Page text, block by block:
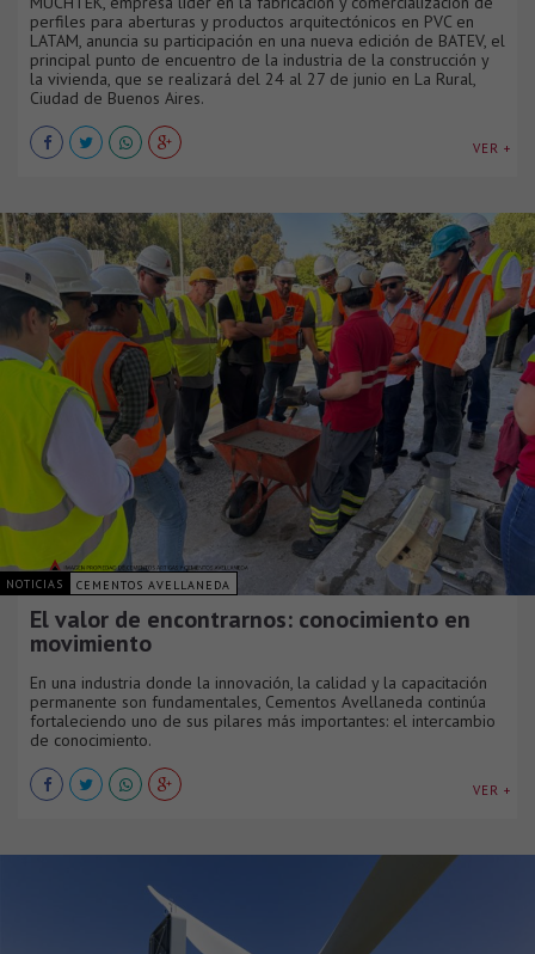
perfiles para aberturas y productos arquitectónicos en PVC en
LATAM, anuncia su participación en una nueva edición de BATEV, el
principal punto de encuentro de la industria de la construcción y
la vivienda, que se realizará del 24 al 27 de junio en La Rural,
Ciudad de Buenos Aires.
VER +
NOTICIAS CEMENTOS AVELLANEDA
El valor de encontrarnos: conocimiento en
movimiento
En una industria donde la innovación, la calidad y la capacitación
permanente son fundamentales, Cementos Avellaneda continúa
fortaleciendo uno de sus pilares más importantes: el intercambio
de conocimiento.
VER +